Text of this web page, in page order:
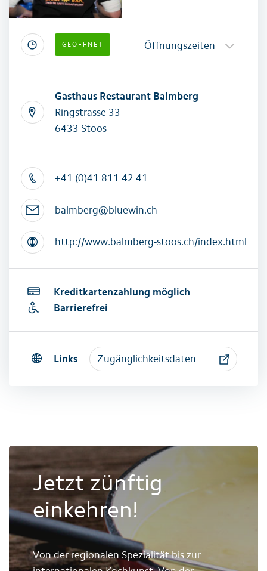
GEÖFFNET Öffnungszeiten
Gasthaus Restaurant Balmberg
Ringstrasse 33
6433 Stoos
+41 (0)41 811 42 41
balmberg@bluewin.ch
http://www.balmberg-stoos.ch/index.html
Kreditkartenzahlung möglich
Barrierefrei
Links Zugänglichkeitsdaten
Jetzt zünftig
einkehren!
Von der regionalen Spezialität bis zur